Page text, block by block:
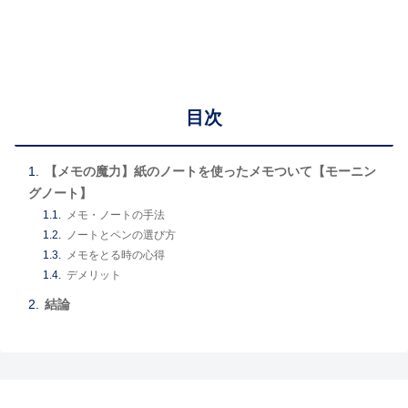
目次
【メモの魔力】紙のノートを使ったメモついて【モーニン
グノート】
メモ・ノートの手法
ノートとペンの選び方
メモをとる時の心得
デメリット
結論